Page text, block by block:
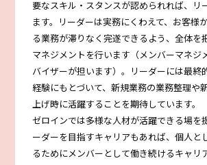
要なスキル・スタンスが認められれば、リ
ます。リーダーは実務にくわえて、お客様
る業務が滞りなく完遂できるよう、全体を
マネジメントを行います（メンバーマネジ
バイザーが担います）。リーダーには最終
経験にもとづいて、新規業務の業務整理や
上げ時に活躍することを期待しています。
ゼロインでは多様な人材が活躍できる場を
ーダーを目指すキャリアもあれば、個人と
るためにメンバーとして働き続けるキャリ